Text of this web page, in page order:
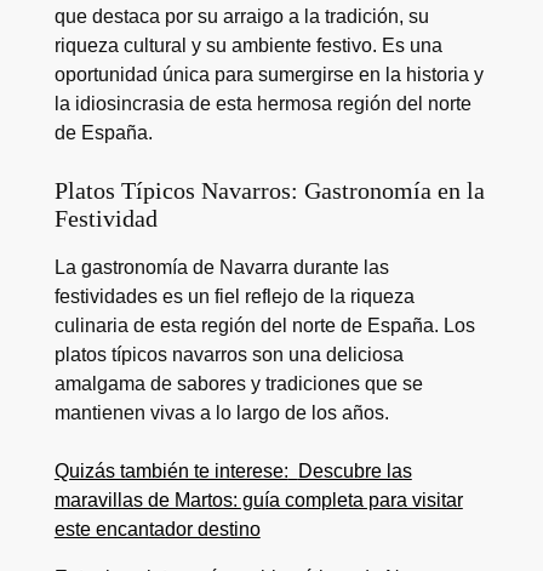
que destaca por su arraigo a la tradición, su
riqueza cultural y su ambiente festivo. Es una
oportunidad única para sumergirse en la historia y
la idiosincrasia de esta hermosa región del norte
de España.
Platos Típicos Navarros: Gastronomía en la
Festividad
La gastronomía de Navarra durante las
festividades es un fiel reflejo de la riqueza
culinaria de esta región del norte de España. Los
platos típicos navarros son una deliciosa
amalgama de sabores y tradiciones que se
mantienen vivas a lo largo de los años.
Quizás también te interese:
Descubre las
maravillas de Martos: guía completa para visitar
este encantador destino